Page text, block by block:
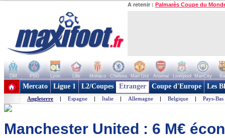
A retenir : Palmarès Coupe du
OM PSG Lyon Lille Monaco Chelsea Man Utd Arsenal Liverpool ManCity
+ de clubs
Mercato Ligue 1 L2/Coupes Etranger Coupe d'Europe Les
Angleterre | Espagne | Italie | Allemagne | Belgique | Pays-Bas
Manchester United : 6 M€